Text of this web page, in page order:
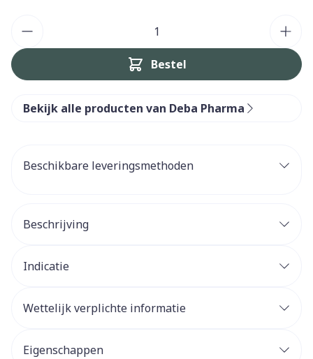
Bestel
Bekijk alle producten van Deba Pharma
Beschikbare leveringsmethoden
Beschrijving
Indicatie
Wettelijk verplichte informatie
Eigenschappen